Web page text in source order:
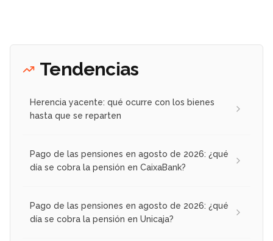
Tendencias
Herencia yacente: qué ocurre con los bienes
hasta que se reparten
Pago de las pensiones en agosto de 2026: ¿qué
día se cobra la pensión en CaixaBank?
Pago de las pensiones en agosto de 2026: ¿qué
día se cobra la pensión en Unicaja?